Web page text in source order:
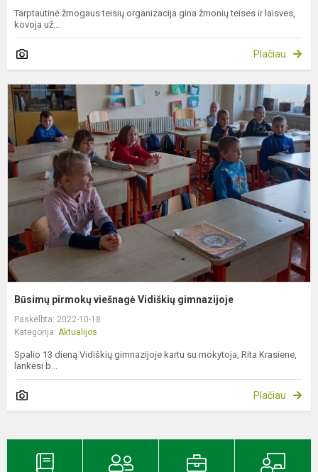
Tarptautinė žmogaus teisių organizacija gina žmonių teises ir laisves,
kovoja už...
Plačiau
Būsimų pirmokų viešnagė Vidiškių gimnazijoje
Paskelbta: 2022-10-18
Kategorija: Aktualijos
Spalio 13 dieną Vidiškių gimnazijoje kartu su mokytoja, Rita Krasiene,
lankėsi b...
Plačiau